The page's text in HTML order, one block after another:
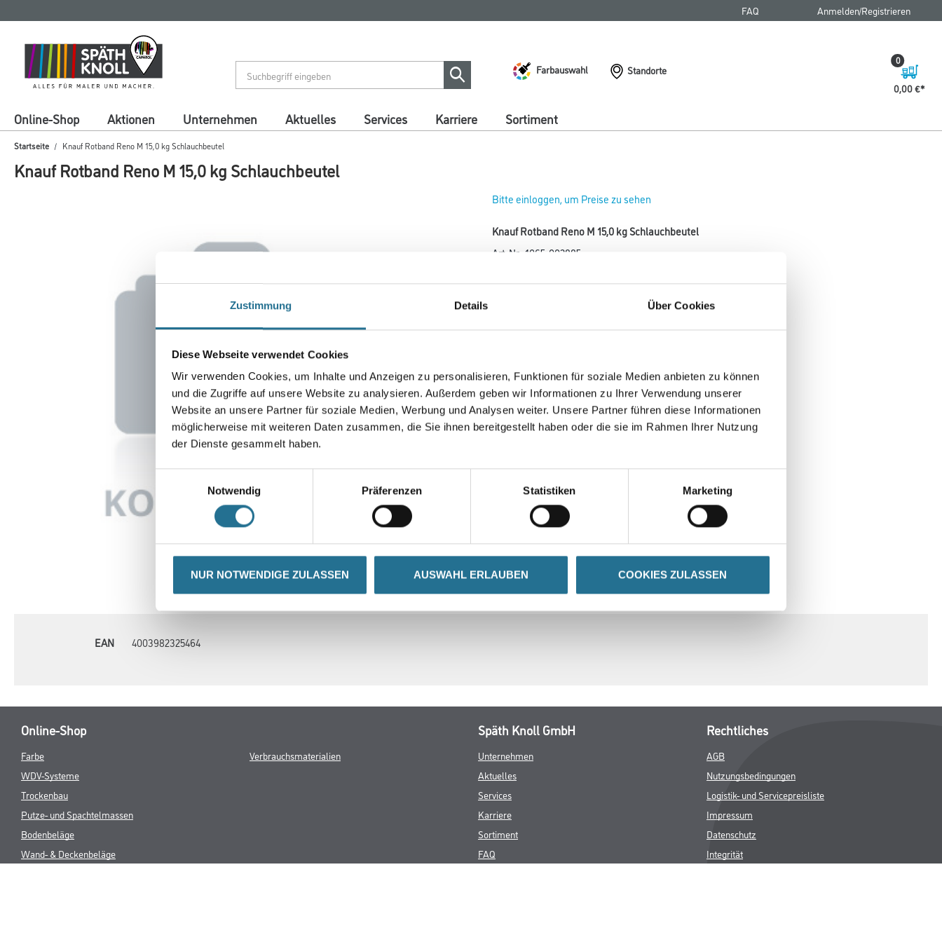
Zustimmung Details Über Cookies
Diese Webseite verwendet Cookies
Wir verwenden Cookies, um Inhalte und Anzeigen zu personalisieren, Funktionen für soziale Medien anbieten zu können
und die Zugriffe auf unsere Website zu analysieren. Außerdem geben wir Informationen zu Ihrer Verwendung unserer
Website an unsere Partner für soziale Medien, Werbung und Analysen weiter. Unsere Partner führen diese Informationen
möglicherweise mit weiteren Daten zusammen, die Sie ihnen bereitgestellt haben oder die sie im Rahmen Ihrer Nutzung
der Dienste gesammelt haben.
Notwendig
Präferenzen Statistiken Marketing
NUR NOTWENDIGE ZULASSEN AUSWAHL ERLAUBEN COOKIES ZULASSEN
springen
springen
FAQ Anmelden/Registrieren
Farbauswahl
Standorte
0,00 €
0
Online-Shop Aktionen Unternehmen Aktuelles Services Karriere Sortiment
Startseite Knauf Rotband Reno M 15,0 kg Schlauchbeutel
Knauf Rotband Reno M 15,0 kg Schlauchbeutel
Bitte einloggen, um Preise zu sehen
Knauf Rotband Reno M 15,0 kg Schlauchbeutel
Art-Nr.: 1065-002885
CURRENT
TAB:
ZUSATZINFOS GEFAHRENHINWEISE
EAN 4003982325464
Online-Shop
Farbe
WDV-Systeme
Trockenbau
Putze- und Spachtelmassen
Bodenbeläge
Wand- & Deckenbeläge
Verbrauchsmaterialien
Späth Knoll GmbH
Unternehmen
Aktuelles
Services
Karriere
Sortiment
FAQ
Rechtliches
AGB
Nutzungsbedingungen
Logistik- und Servicepreisliste
Impressum
Datenschutz
Integrität